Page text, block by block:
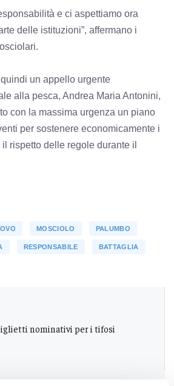
e ci aspettiamo ora
delle istituzioni”, affermano i
quindi un appello urgente
alla pesca, Andrea Maria Antonini,
con la massima urgenza un piano
per sostenere economicamente i
rispetto delle regole durante il
MOSCIOLO PALUMBO
RESPONSABILE BATTAGLIA
nominativi per i tifosi